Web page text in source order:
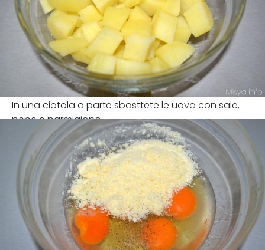
In una ciotola a parte sbasttete le uova con sale,
pepe e parmigiano